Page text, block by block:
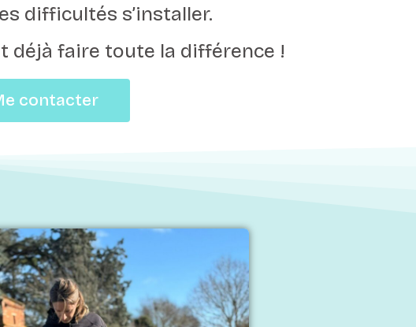
difficultés s’installer.
déjà faire toute la différence !
contacter